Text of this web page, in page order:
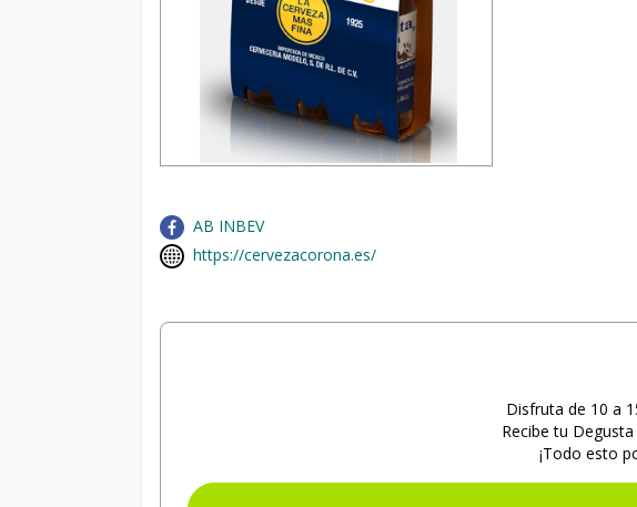
AB INBEV
https://cervezacorona.es/
Disfruta de 10 a
Recibe tu
¡Todo esto